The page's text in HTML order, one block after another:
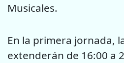
Musicales.
En la primera jornada,
extenderán de 16:00 a